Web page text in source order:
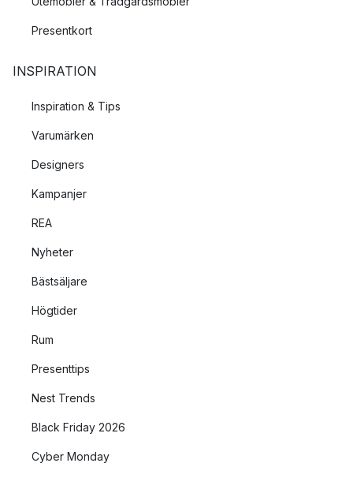
Presentkort
INSPIRATION
Inspiration & Tips
Varumärken
Designers
Kampanjer
REA
Nyheter
Bästsäljare
Högtider
Rum
Presenttips
Nest Trends
Black Friday 2026
Cyber Monday